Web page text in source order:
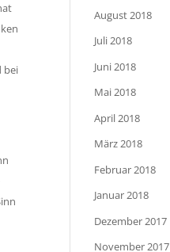
bei
August 2018
Juli 2018
Juni 2018
Mai 2018
April 2018
März 2018
Februar 2018
Januar 2018
Dezember 2017
November 2017